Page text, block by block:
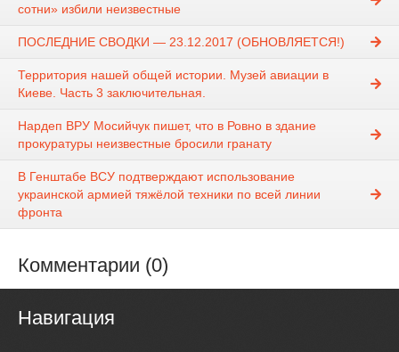
сотни» избили неизвестные
ПОСЛЕДНИЕ СВОДКИ — 23.12.2017 (ОБНОВЛЯЕТСЯ!)
Территория нашей общей истории. Музей авиации в
Киеве. Часть 3 заключительная.
Нардеп ВРУ Мосийчук пишет, что в Ровно в здание
прокуратуры неизвестные бросили гранату
В Генштабе ВСУ подтверждают использование
украинской армией тяжёлой техники по всей линии
фронта
Комментарии (0)
Навигация